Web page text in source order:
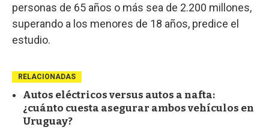
personas de 65 años o más sea de 2.200 millones,
superando a los menores de 18 años, predice el
estudio.
RELACIONADAS
Autos eléctricos versus autos a nafta:
¿cuánto cuesta asegurar ambos vehículos en
Uruguay?